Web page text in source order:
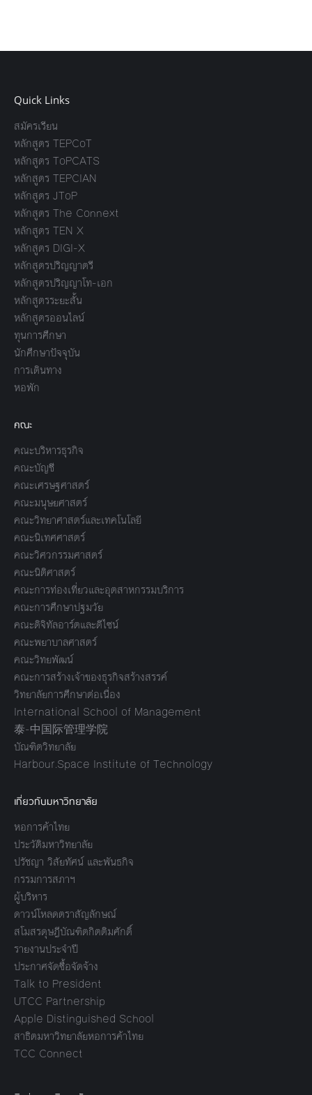
Quick Links
สมัครเรียน
หลักสูตร TEPCoT
หลักสูตร ToPCATS
หลักสูตร TEPCIAN
หลักสูตร JToP
หลักสูตร The Connext
หลักสูตร TEN X
หลักสูตร DIGI-X
หลักสูตรปริญญาตรี
หลักสูตรปริญญาโท-เอก
หลักสูตรระยะสั้น
หลักสูตรออนไลน์
ทุนการศึกษา
นักศึกษาปัจจุบัน
การเดินทาง
หอพัก
คณะ
คณะบริหารธุรกิจ
คณะบัญชี
คณะเศรษฐศาสตร์
คณะมนุษยศาสตร์
คณะวิทยาศาสตร์และเทคโนโลยี
คณะนิเทศศาสตร์
คณะวิศวกรรมศาสตร์
คณะนิติศาสตร์
คณะการท่องเที่ยวและอุตสาหกรรมบริการ
คณะการศึกษาปฐมวัย
คณะดิจิทัลอาร์ตและดีไซน์
คณะพยาบาลศาสตร์
คณะวิทยพัฒน์
คณะการสร้างเจ้าของธุรกิจสร้างสรรค์
วิทยาลัยการศึกษาต่อเนื่อง
International School of Management
泰-中国际管理学院
บัณฑิตวิทยาลัย
Harbour.Space Institute of Technology
เกี่ยวกับมหาวิทยาลัย
หอการค้าไทย
ประวัติมหาวิทยาลัย
ปรัชญา วิสัยทัศน์ และพันธกิจ
กรรมการสภาฯ
ผู้บริหาร
ดาวน์โหลดตราสัญลักษณ์
สโมสรดุษฎีบัณฑิตกิตติมศักดิ์
รายงานประจำปี
ประกาศจัดซื้อจัดจ้าง
Talk to President
UTCC Partnership
Apple Distinguished School
สาธิตมหาวิทยาลัยหอการค้าไทย
TCC Connect